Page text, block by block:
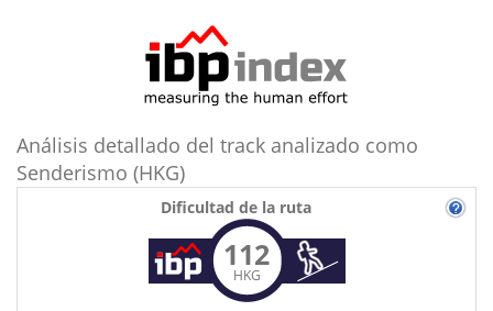
Análisis detallado del track analizado como
Senderismo (HKG)
Dificultad de la ruta
112
HKG